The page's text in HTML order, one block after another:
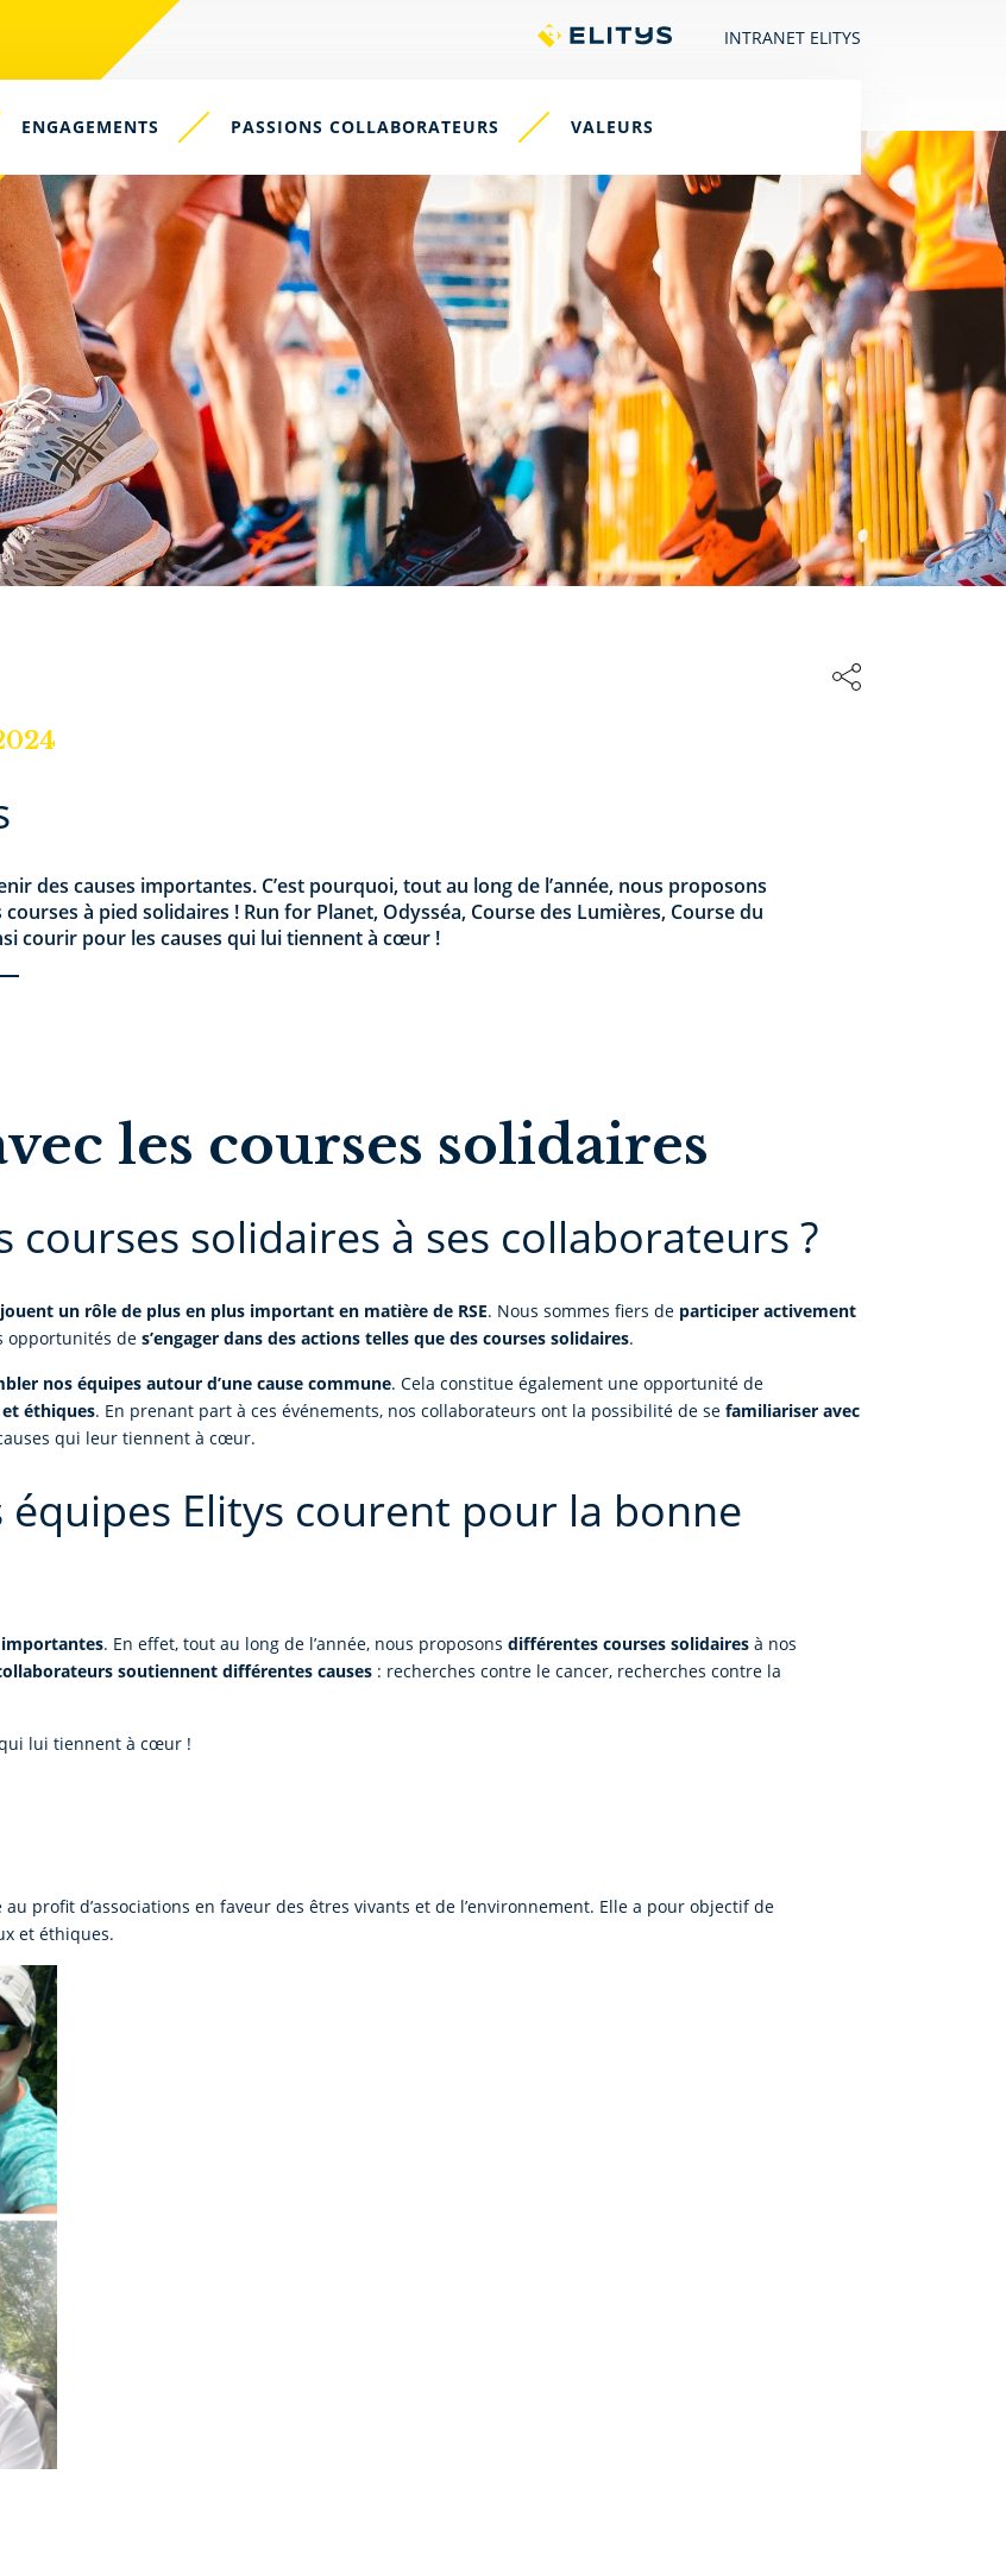
INTRANET ELITYS
ENGAGEMENTS PASSIONS COLLABORATEURS VALEURS
des causes importantes. C’est pourquoi, tout au long de l’année, nous proposons
à pied solidaires ! Run for Planet, Odysséa, Course des Lumières, Course du
courir pour les causes qui lui tiennent à cœur !
les courses solidaires
solidaires à ses collaborateurs ?
un rôle de plus en plus important en matière de RSE. Nous sommes fiers de participer activement
opportunités de s’engager dans des actions telles que des courses solidaires.
nos équipes autour d’une cause commune. Cela constitue également une opportunité de
éthiques. En prenant part à ces événements, nos collaborateurs ont la possibilité de se familiariser avec
qui leur tiennent à cœur.
équipes Elitys courent pour la bonne
importantes. En effet, tout au long de l’année, nous proposons différentes courses solidaires à nos
soutiennent différentes causes : recherches contre le cancer, recherches contre la
lui tiennent à cœur !
profit d’associations en faveur des êtres vivants et de l’environnement. Elle a pour objectif de
et éthiques.